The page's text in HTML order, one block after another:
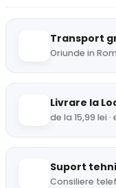
Transport
Oriunde in
Livrare la
de la 15,99 lei
Suport
Consiliere